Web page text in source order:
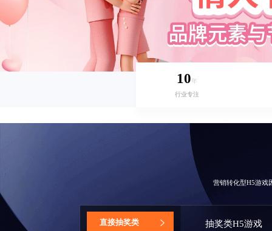
10年
行业专注
营销转化型H5游戏
‌直接抽奖类 抽奖类H5游戏